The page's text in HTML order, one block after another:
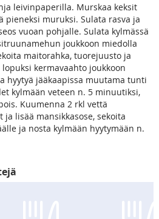
leivinpaperilla. Murskaa keksit
pieneksi muruksi. Sulata rasva ja
vuoan pohjalle. Sulata kylmässä
joukkoon miedolla
maitorahka, tuorejuusto ja
kermavaahto joukkoon
hyytyä jääkaapissa muutama tunti
kylmään veteen n. 5 minuutiksi,
Kuumenna 2 rkl vettä
lisää mansikkasose, sekoita
ja nosta kylmään hyytymään n.